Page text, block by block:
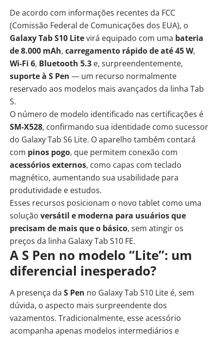
De acordo com informações recentes da FCC
(Comissão Federal de Comunicações dos EUA), o
Galaxy Tab S10 Litevirá equipado com uma bateria
de 8.000 mAh, carregamento rápido de até 45 W,
Wi-Fi 6, Bluetooth 5.3 e, surpreendentemente,
suporte à S Pen — um recurso normalmente
reservado aos modelos mais avançados da linha Tab
S.
O número de modelo identificado nas certificações é
SM-X528, confirmando sua identidade como sucessor
do Galaxy Tab S6 Lite. O aparelho também contará
com pinos pogo, que permitem conexão com
acessórios externos, como capas com teclado
magnético, aumentando sua usabilidade para
produtividade e estudos.
Esses recursos posicionam o novo tablet como uma
solução versátil e moderna para usuários que
precisam de mais que o básico, sem atingir os
preços da linha Galaxy Tab S10 FE.
A S Pen no modelo “Lite”: um
diferencial inesperado?
A presença da S Pen no Galaxy Tab S10 Lite é, sem
dúvida, o aspecto mais surpreendente dos
vazamentos. Tradicionalmente, esse acessório
acompanha apenas modelos intermediários e